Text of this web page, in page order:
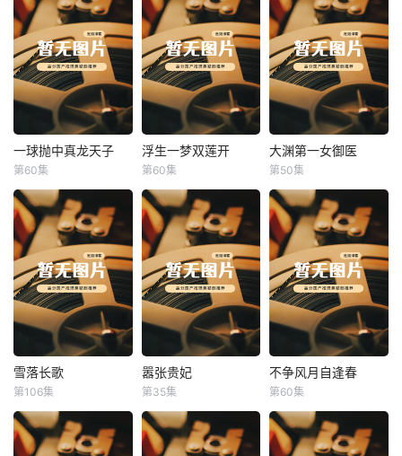
一球抛中真龙天子
一球抛中真龙天子
第60集
浮生一梦双莲开
浮生一梦双莲开
第60集
大渊第一女御医
大渊第一女御医
第50集
雪落长歌
雪落长歌
第106集
嚣张贵妃
嚣张贵妃
第35集
不争风月自逢春
不争风月自逢春
第60集